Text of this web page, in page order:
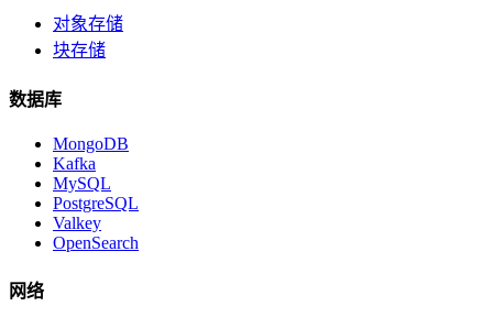
对象存储
块存储
数据库
MongoDB
Kafka
MySQL
PostgreSQL
Valkey
OpenSearch
网络